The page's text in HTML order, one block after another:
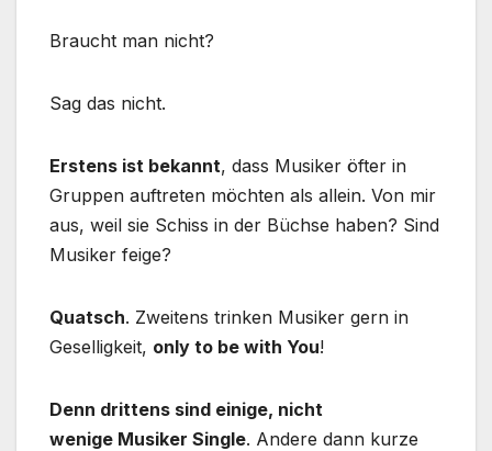
Braucht man nicht?
Sag das nicht.
Erstens ist bekannt, dass Musiker öfter in
Gruppen auftreten möchten als allein. Von mir
aus, weil sie Schiss in der Büchse haben? Sind
Musiker feige?
Quatsch. Zweitens trinken Musiker gern in
Geselligkeit, only to be with You!
Denn drittens sind einige, nicht
wenige Musiker Single. Andere dann kurze